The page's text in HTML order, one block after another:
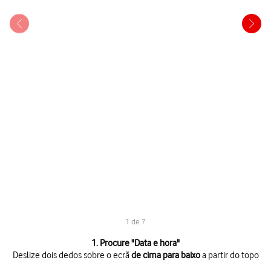
1 de 7
1. Procure "Data e hora"
Deslize dois dedos sobre o ecrãde cima para baixoa partir do topo